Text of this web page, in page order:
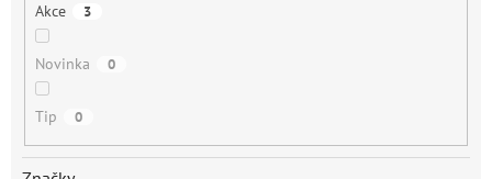
Akce 3
Novinka 0
Tip 0